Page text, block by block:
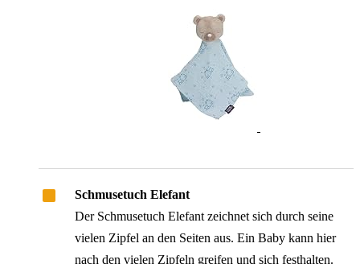
Schmusetuch Elefant
Der Schmusetuch Elefant zeichnet sich durch seine
vielen Zipfel an den Seiten aus. Ein Baby kann hier
nach den vielen Zipfeln greifen und sich festhalten.